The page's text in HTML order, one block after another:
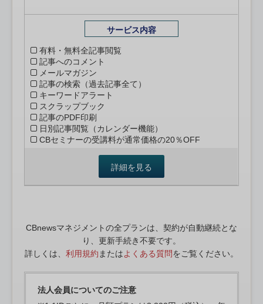
サービス内容
有料・無料全記事閲覧
記事へのコメント
メールマガジン
記事の検索（過去記事全て）
キーワードアラート
スクラップブック
記事のPDF印刷
日別記事閲覧（カレンダー機能）
CBセミナーの受講料が通常価格の20％OFF
詳細を見る
CBnewsマネジメントの全プランは、契約が自動継続とな
り、更新手続き不要です。
詳しくは、 利用規約 またはよくある質問をご覧ください。
法人会員についてのご注意